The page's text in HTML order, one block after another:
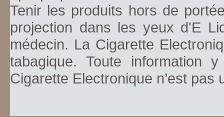
Tenir les produits hors de
projection dans les yeux d'E
médecin. La Cigarette
tabagique. Toute information
Cigarette Electronique n’est pas